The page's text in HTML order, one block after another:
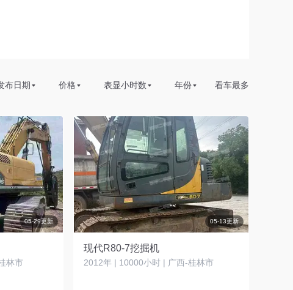
布日期 价格 表显小时数 年份 看车最多
05-29更新
林市
05-13更新
现代R80-7挖掘机
2012年 | 10000小时 | 广西-桂林市